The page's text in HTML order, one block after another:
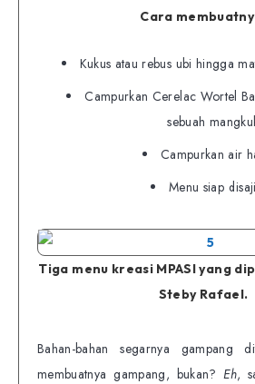
Cara
Kukus atau rebus ubi hingga
Campurkan Cerelac Wortel
sebuah
Campurkan air
Menu siap
Tiga menu kreasi MPASI yang
Steby Rafael.
Bahan-bahan segarnya gampang
membuatnya gampang, bukan?Eh,